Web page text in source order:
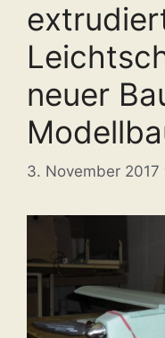
neuer
3. November 2017